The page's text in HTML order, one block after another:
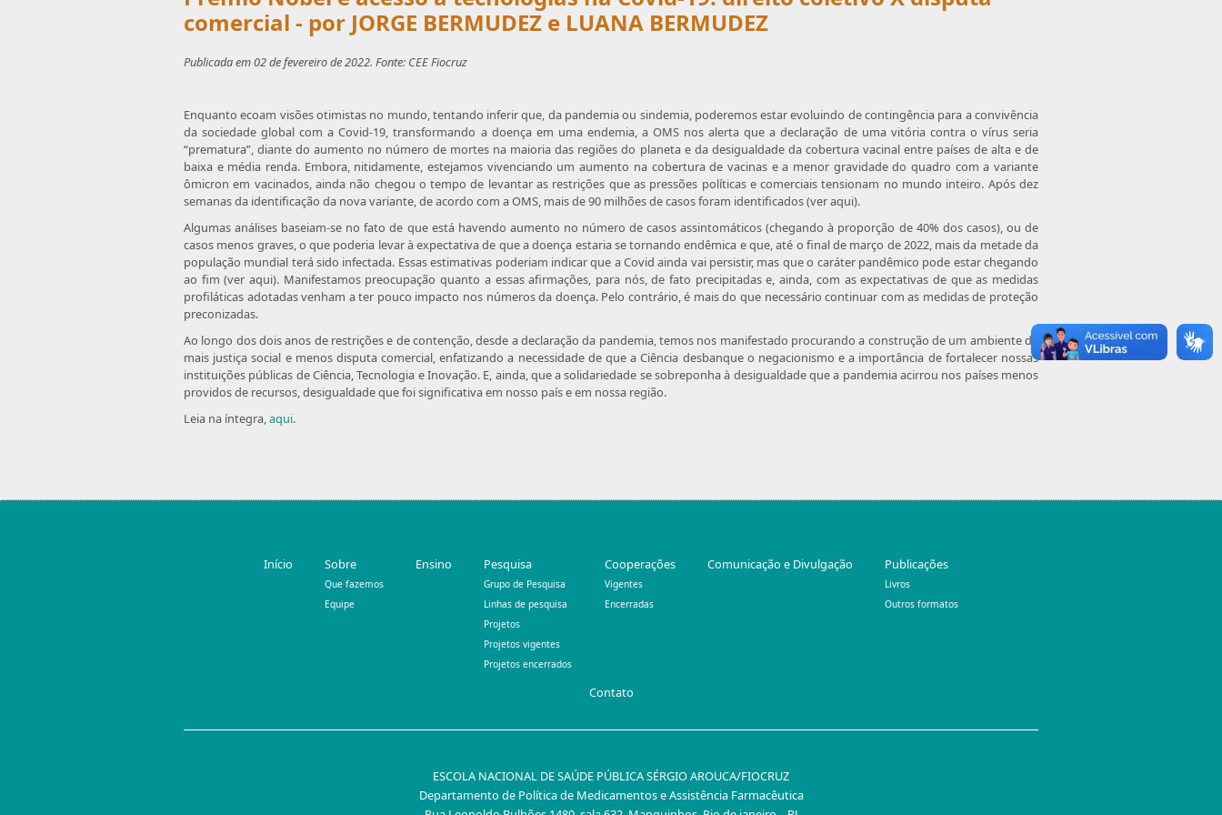
comercial - por JORGE BERMUDEZ e LUANA BERMUDEZ
Publicada em 02 de fevereiro de 2022. Fonte: CEE Fiocruz
Enquanto ecoam visões otimistas no mundo, tentando inferir que, da pandemia ou sindemia, poderemos estar evoluindo de contingência para a convivência
da sociedade global com a Covid-19, transformando a doença em uma endemia, a OMS nos alerta que a declaração de uma vitória contra o vírus seria
“prematura”, diante do aumento no número de mortes na maioria das regiões do planeta e da desigualdade da cobertura vacinal entre países de alta e de
baixa e média renda. Embora, nitidamente, estejamos vivenciando um aumento na cobertura de vacinas e a menor gravidade do quadro com a variante
ômicron em vacinados, ainda não chegou o tempo de levantar as restrições que as pressões políticas e comerciais tensionam no mundo inteiro. Após dez
semanas da identificação da nova variante, de acordo com a OMS, mais de 90 milhões de casos foram identificados (ver aqui).
Algumas análises baseiam-se no fato de que está havendo aumento no número de casos assintomáticos (chegando à proporção de 40% dos casos), ou de
casos menos graves, o que poderia levar à expectativa de que a doença estaria se tornando endêmica e que, até o final de março de 2022, mais da metade da
população mundial terá sido infectada. Essas estimativas poderiam indicar que a Covid ainda vai persistir, mas que o caráter pandêmico pode estar chegando
ao fim (ver aqui). Manifestamos preocupação quanto a essas afirmações, para nós, de fato precipitadas e, ainda, com as expectativas de que as medidas
profiláticas adotadas venham a ter pouco impacto nos números da doença. Pelo contrário, é mais do que necessário continuar com as medidas de proteção
preconizadas.
Ao longo dos dois anos de restrições e de contenção, desde a declaração da pandemia, temos nos manifestado procurando a construção de um ambiente de
mais justiça social e menos disputa comercial, enfatizando a necessidade de que a Ciência desbanque o negacionismo e a importância de fortalecer nossas
instituições públicas de Ciência, Tecnologia e Inovação. E, ainda, que a solidariedade se sobreponha à desigualdade que a pandemia acirrou nos países menos
providos de recursos, desigualdade que foi significativa em nosso país e em nossa região.
Leia na íntegra,aqui.
Início Sobre
Que fazemos
Equipe
Ensino Pesquisa
Grupo de Pesquisa
Linhas de pesquisa
Projetos
Projetos vigentes
Projetos encerrados
Cooperações
Vigentes
Encerradas
Comunicação e Divulgação Publicações
Livros
Outros formatos
Contato
ESCOLA NACIONAL DE SAÚDE PÚBLICA SÉRGIO AROUCA/FIOCRUZ
Departamento de Política de Medicamentos e Assistência Farmacêutica